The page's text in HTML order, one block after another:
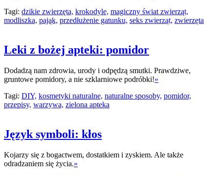
Tagi: dzikie zwierzęta, krokodyle, magiczny świat zwierząt,
modliszka, pająk, przedłużenie gatunku, seks zwierząt, zwierzęta
Leki z bożej apteki: pomidor
Dodadzą nam zdrowia, urody i odpędzą smutki. Prawdziwe,
gruntowe pomidory, a nie szklarniowe podróbki!»
Tagi: DIY, kosmetyki naturalne, naturalne sposoby, pomidor,
przepisy, warzywa, zielona apteka
Język symboli: kłos
Kojarzy się z bogactwem, dostatkiem i zyskiem. Ale także
odradzaniem się życia.»